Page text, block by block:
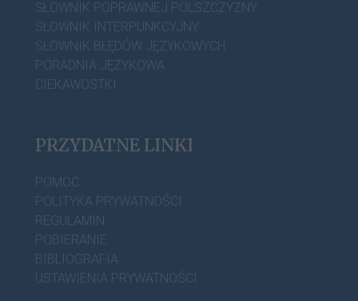
SŁOWNIK POPRAWNEJ POLSZCZYZNY
SŁOWNIK INTERPUNKCYJNY
SŁOWNIK BŁĘDÓW JĘZYKOWYCH
PORADNIA JĘZYKOWA
CIEKAWOSTKI
PRZYDATNE LINKI
POMOC
POLITYKA PRYWATNOŚCI
REGULAMIN
POBIERANIE
BIBLIOGRAFIA
USTAWIENIA PRYWATNOŚCI